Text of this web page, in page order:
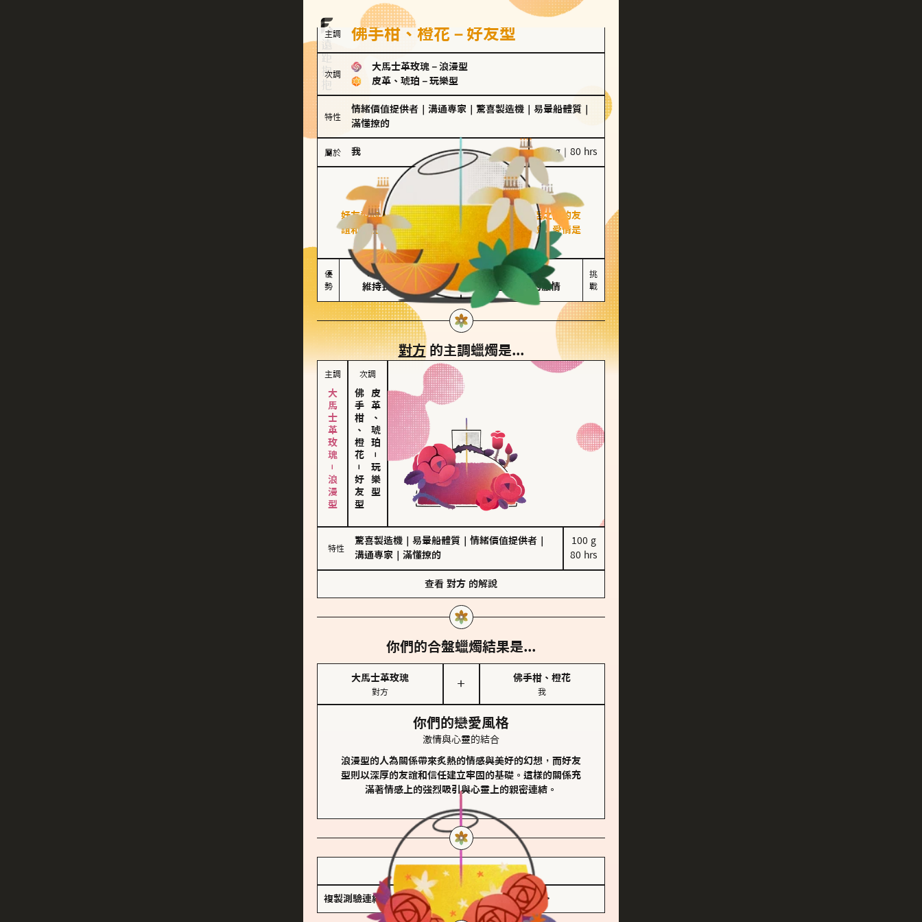
主調 佛手柑、橙花－好友型
次調
大馬士革玫瑰 － 浪漫型
皮革、琥珀 － 玩樂型
特性
情緒價值提供者 溝通專家 驚喜製造機 易暈船體質
滿懂撩的
屬於 我 100 g｜80 hrs
好友型的人喜歡分享生活中的點滴，重視與伴侶之間的友
誼和信任，穩定感是重要的關鍵詞。對他們來說，愛情是
心靈深處的共鳴和理解。
優
勢
擅長聆聽與溝通
維持長期穩定關係
不喜歡變化
缺乏關係中的激情
挑
戰
對方的主調蠟燭是...
主調
大馬士革玫瑰－浪漫型
次調
佛手柑、橙花
－
好友型
皮革、琥珀
－
玩樂型
特性
驚喜製造機 易暈船體質 情緒價值提供者
溝通專家
滿懂撩的
100 g
80 hrs
查看 對方 的解說
你們的合盤蠟燭結果是...
大馬士革玫瑰
對方
＋
佛手柑、橙花
我
你們的戀愛風格
激情與心靈的結合
浪漫型的人為關係帶來炙熱的情感與美好的幻想，而好友
型則以深厚的友誼和信任建立牢固的基礎。這樣的關係充
滿著情感上的強烈吸引與心靈上的親密連結。
儲存我的結果圖
複製測驗連結 查看香氛類型全解析 >>>